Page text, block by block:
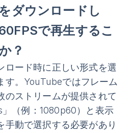
ダウンロードし
で再生するこ
？
ロード時に正しい形式を選
す。YouTubeではフレーム
のストリームが提供されて
（例：1080p60）と表示
手動で選択する必要があり